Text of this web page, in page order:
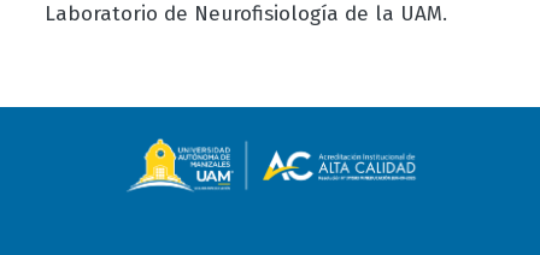
Laboratorio de Neurofisiología de la UAM.